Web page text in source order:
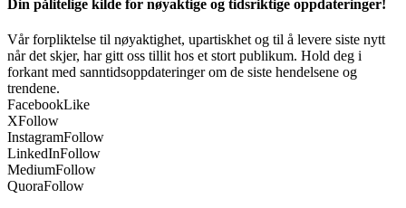
Din pålitelige kilde for nøyaktige og tidsriktige oppdateringer!
Vår forpliktelse til nøyaktighet, upartiskhet og til å levere siste nytt
når det skjer, har gitt oss tillit hos et stort publikum. Hold deg i
forkant med sanntidsoppdateringer om de siste hendelsene og
trendene.
FacebookLike
XFollow
InstagramFollow
LinkedInFollow
MediumFollow
QuoraFollow